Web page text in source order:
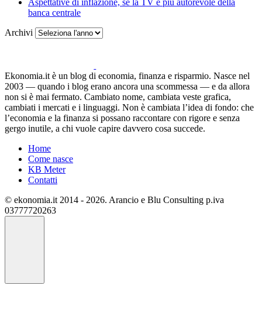
banca centrale
Archivi
Ekonomia.it è un blog di economia, finanza e risparmio. Nasce nel
2003 — quando i blog erano ancora una scommessa — e da allora
non si è mai fermato. Cambiato nome, cambiata veste grafica,
cambiati i mercati e i linguaggi. Non è cambiata l’idea di fondo: che
l’economia e la finanza si possano raccontare con rigore e senza
gergo inutile, a chi vuole capire davvero cosa succede.
Home
Come nasce
KB Meter
Contatti
© ekonomia.it 2014 - 2026. Arancio e Blu Consulting p.iva
03777720263